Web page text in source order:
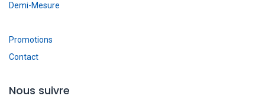
Demi-Mesure
Promotions
Contact
Nous suivre